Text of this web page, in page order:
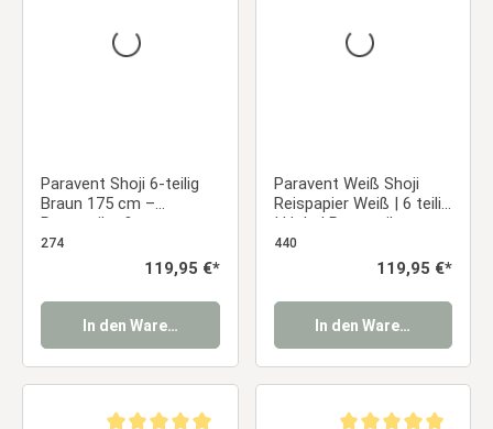
Paravent Shoji 6-teilig
Braun 175 cm –
Raumteiler &
Sichtschutz aus Holz
mit weißem Reispapier
274
Regulärer Preis:
119,95 €*
In den Warenkorb
Paravent Weiß Shoji
Reispapier Weiß | 6 teilig
| Holz | Raumteiler
Trennwand Sichtschutz
440
Regulärer Preis:
119,95 €*
In den Warenkorb